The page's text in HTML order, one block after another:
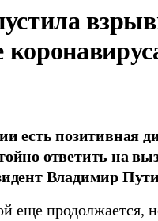
есть позитивная
ответить на
Владимир
еще продолжается,